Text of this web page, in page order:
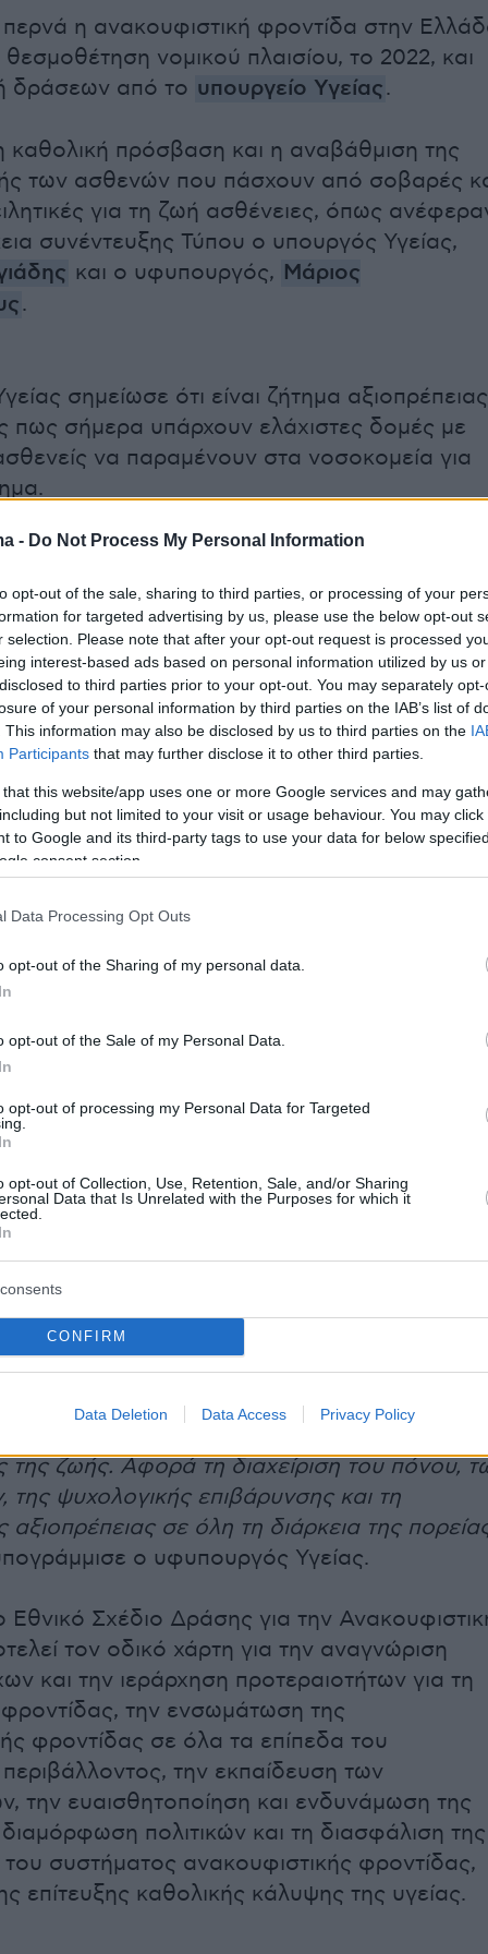
- Do Not Process My Personal Information
opt-out of the sale, sharing to third parties, or processing of your
for targeted advertising by us, please use the below opt-out
selection. Please note that after your opt-out request is processed
interest-based ads based on personal information utilized by us
to third parties prior to your opt-out. You may separately
of your personal information by third parties on the IAB’s list of
This information may also be disclosed by us to third parties on the
Participants that may further disclose it to other third parties.
that this website/app uses one or more Google services and may
but not limited to your visit or usage behaviour. You may
to Google and its third-party tags to use your data for below
consent section.
Data Processing Opt Outs
opt-out of the Sharing of my personal data.
opt-out of the Sale of my Personal Data.
opt-out of processing my Personal Data for Targeted
opt-out of Collection, Use, Retention, Sale, and/or Sharing
Data that Is Unrelated with the Purposes for which it
CONFIRM
Data Deletion Data Access Privacy Policy
η ανακουφιστική φροντίδα στην
θεσμοθέτηση νομικού πλαισίου, το 2022, και
δράσεων από το υπουργείο Υγείας.
καθολική πρόσβαση και η αναβάθμιση της
των ασθενών που πάσχουν από σοβαρές
για τη ζωή ασθένειες, όπως
συνέντευξης Τύπου ο υπουργός Υγείας,
και ο υφυπουργός, Μάριος
.
σημείωσε ότι είναι ζήτημα αξιοπρέπειας
πως σήμερα υπάρχουν ελάχιστες δομές με
να παραμένουν στα νοσοκομεία για
500 κλίνες ανακουφιστικής φροντίδας
ξεκινήσει η ανάπτυξη τους. Στο πλαίσιο της
μονάδων ανακουφιστικής φροντίδας
η ανάπτυξη τεσσάρων κλινών στο
Νοσοκομείο Θεσσαλονίκης "Σταύρος,
κατασκευής του οποίου εκτιμάται τον
2027. Επίσης, θα αναπτυχθουν 40 κλίνες στο
Νοσοκομείο Θεσσαλονίκης και η
Δημόσιας Ανακουφιστικής Φροντίδας στην
κ. Γεωργιάδης και συμπλήρωσε ότι
το επόμενο διάστημα.
του, ο κ. Θεμιστοκλεους επεσήμανε «
αφορά κλίνες εντός των νοσοκομείων,
ανακουφιστικής φροντίδας και κατ'
Το Εθνικό Σχέδιο Δράσης αποτελεί την
στην ιστορία του συστήματος υγείας της
μια εθνική στρατηγική για την
φροντίδα με ορίζοντα το 2030».
στοχεύει στην ανάπτυξη ενός
συστήματος υποστήριξης των ανθρώπων
εξελικτικής και απειλητικής για τη ζωή
θάνατο και το πένθος. Η ανάπτυξη
συμβάλει ουσιαστικά στην αξιοπρεπή
ασθενών, διασφαλίζοντας ότι κανείς δεν θα
απαραίτητη υποστήριξη στις πιο δύσκολες
της ζωής. Αφορά τη διαχείριση του πόνου,
ψυχολογικής επιβάρυνσης και τη
αξιοπρέπειας σε όλη τη διάρκεια της
ο υφυπουργός Υγείας.
Εθνικό Σχέδιο Δράσης για την
τον οδικό χάρτη για την αναγνώριση
και την ιεράρχηση προτεραιοτήτων για τη
φροντίδας, την ενσωμάτωση της
φροντίδας σε όλα τα επίπεδα του
περιβάλλοντος, την εκπαίδευση των
την ευαισθητοποίηση και ενδυνάμωση της
διαμόρφωση πολιτικών και τη διασφάλιση της
του συστήματος ανακουφιστικής φροντίδας,
επίτευξης καθολικής κάλυψης της υγείας.